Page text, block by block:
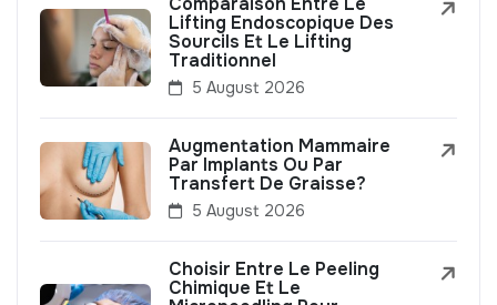
Lifting Endoscopique Des
Sourcils Et Le Lifting
Traditionnel
5 August 2026
Augmentation Mammaire
Par Implants Ou Par
Transfert De Graisse?
5 August 2026
Choisir Entre Le Peeling
Chimique Et Le